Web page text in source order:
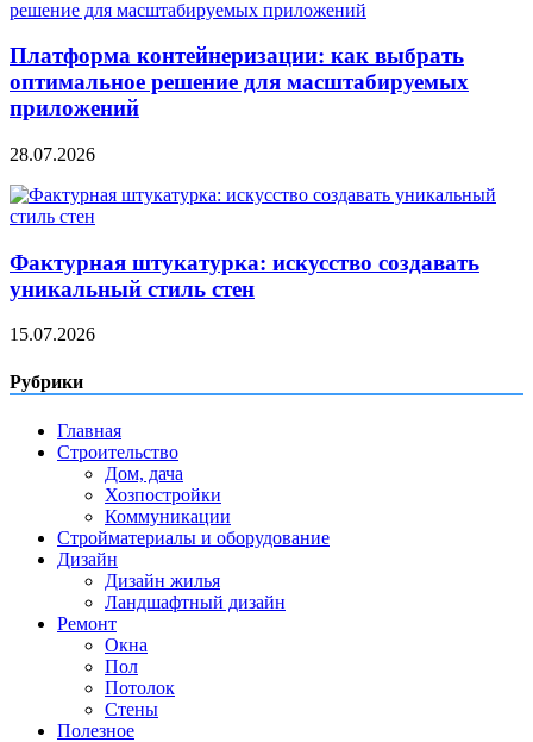
Платформа контейнеризации: как выбрать
оптимальное решение для масштабируемых
приложений
28.07.2026
Фактурная штукатурка: искусство создавать
уникальный стиль стен
15.07.2026
Рубрики
Главная
Строительство
Дом, дача
Хозпостройки
Коммуникации
Стройматериалы и оборудование
Дизайн
Дизайн жилья
Ландшафтный дизайн
Ремонт
Окна
Пол
Потолок
Стены
Полезное